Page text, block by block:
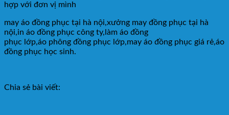
hợp với đơn vị mình
may áo đồng phục tại hà nội,xưởng may đồng phục tại hà
nội,in áo đồng phục công ty,làm áo đồng
phục lớp,áo phông đồng phục lớp,may áo đồng phục giá rẻ,áo
đồng phục học sinh.
Chia sẻ bài viết: